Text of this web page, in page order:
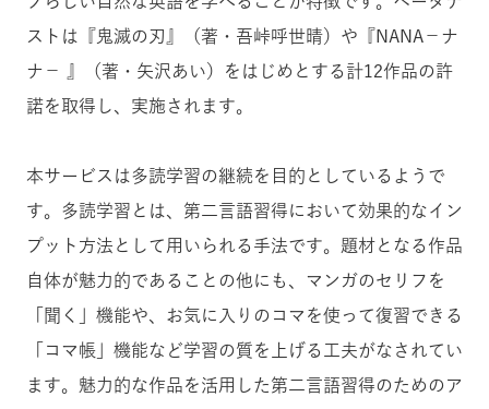
ストは『鬼滅の刃』（著・吾峠呼世晴）や『NANA－ナ
ナ－ 』（著・矢沢あい）をはじめとする計12作品の許
諾を取得し、実施されます。
本サービスは多読学習の継続を目的としているようで
す。多読学習とは、第二言語習得において効果的なイン
プット方法として用いられる手法です。題材となる作品
自体が魅力的であることの他にも、マンガのセリフを
「聞く」機能や、お気に入りのコマを使って復習できる
「コマ帳」機能など学習の質を上げる工夫がなされてい
ます。魅力的な作品を活用した第二言語習得のためのア